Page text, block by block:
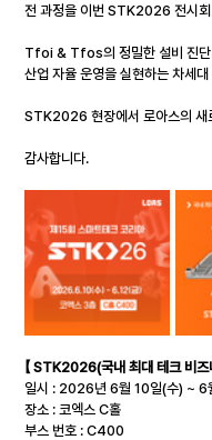
전 과정을 이번 STK2026 전시회
Tfoi & Tfos의 정밀한 설비 진단
산업 자율 운영을 실현하는 차세
STK2026 현장에서 로아스의 새
감사합니다.
【 STK2026(국내 최대 테크 비즈
일시 : 2026년 6월 10일(수) ~ 6
장소 : 코엑스 C홀
부스 번호 : C400